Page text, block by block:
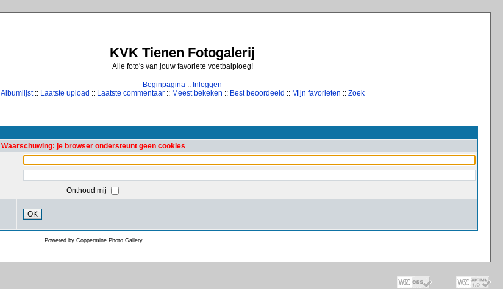
KVK Tienen Fotogalerij
Alle foto's van jouw favoriete voetbalploeg!
Beginpagina :: Inloggen
Albumlijst:: Laatste upload :: Laatste commentaar:: Meest bekeken :: Best beoordeeld :: Mijn favorieten :: Zoek
Waarschuwing: je browser ondersteunt geen cookies
Onthoud mij
OK
Powered by Coppermine Photo Gallery